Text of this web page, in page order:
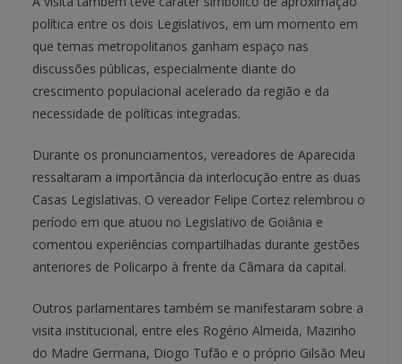
política entre os dois Legislativos, em um momento em
que temas metropolitanos ganham espaço nas
discussões públicas, especialmente diante do
crescimento populacional acelerado da região e da
necessidade de políticas integradas.
Durante os pronunciamentos, vereadores de Aparecida
ressaltaram a importância da interlocução entre as duas
Casas Legislativas. O vereador Felipe Cortez relembrou o
período em que atuou no Legislativo de Goiânia e
comentou experiências compartilhadas durante gestões
anteriores de Policarpo à frente da Câmara da capital.
Outros parlamentares também se manifestaram sobre a
visita institucional, entre eles Rogério Almeida, Mazinho
do Madre Germana, Diogo Tufão e o próprio Gilsão Meu